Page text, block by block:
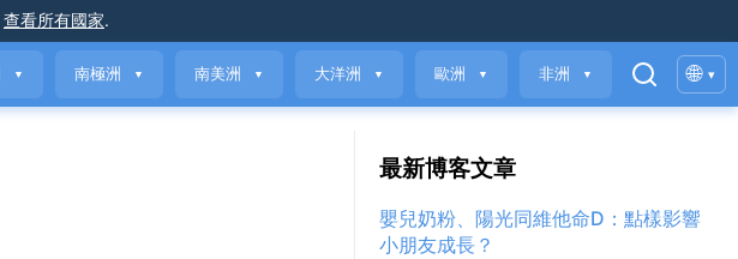
查看所有國家.
▼ 南極洲 ▼ 南美洲 ▼ 大洋洲 ▼ 歐洲 ▼ 非洲 ▼ 🌐 ▾
最新博客文章
嬰兒奶粉、陽光同維他命D：點樣影響
小朋友成長？